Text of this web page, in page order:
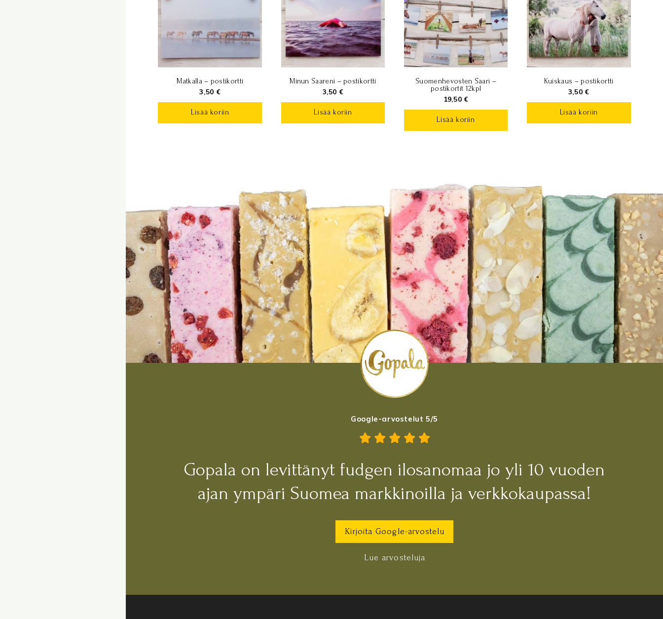
Matkalla – postikortti
3,50 €
Lisää koriin
Minun Saareni – postikortti
3,50 €
Lisää koriin
Suomenhevosten Saari –
postikortit 12kpl
19,50 €
Lisää koriin
Kuiskaus – postikortti
3,50 €
Lisää koriin
Google-arvostelut 5/5
Gopala on levittänyt fudgen ilosanomaa jo yli 10 vuoden
ajan ympäri Suomea markkinoilla ja verkkokaupassa!
Kirjoita Google-arvostelu
Lue arvosteluja